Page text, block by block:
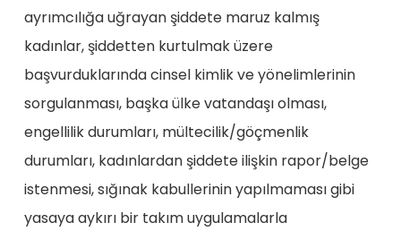
ayrımcılığa uğrayan şiddete maruz kalmış
kadınlar, şiddetten kurtulmak üzere
başvurduklarında cinsel kimlik ve yönelimlerinin
sorgulanması, başka ülke vatandaşı olması,
engellilik durumları, mültecilik/göçmenlik
durumları, kadınlardan şiddete ilişkin rapor/belge
istenmesi, sığınak kabullerinin yapılmaması gibi
yasaya aykırı bir takım uygulamalarla